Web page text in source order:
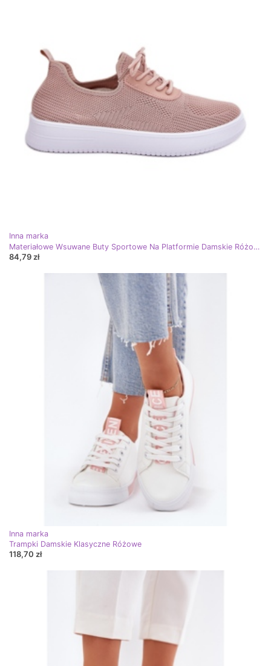
Inna marka
Materiałowe Wsuwane Buty Sportowe Na Platformie Damskie Różowe
84,79 zł
Inna marka
Trampki Damskie Klasyczne Różowe
118,70 zł